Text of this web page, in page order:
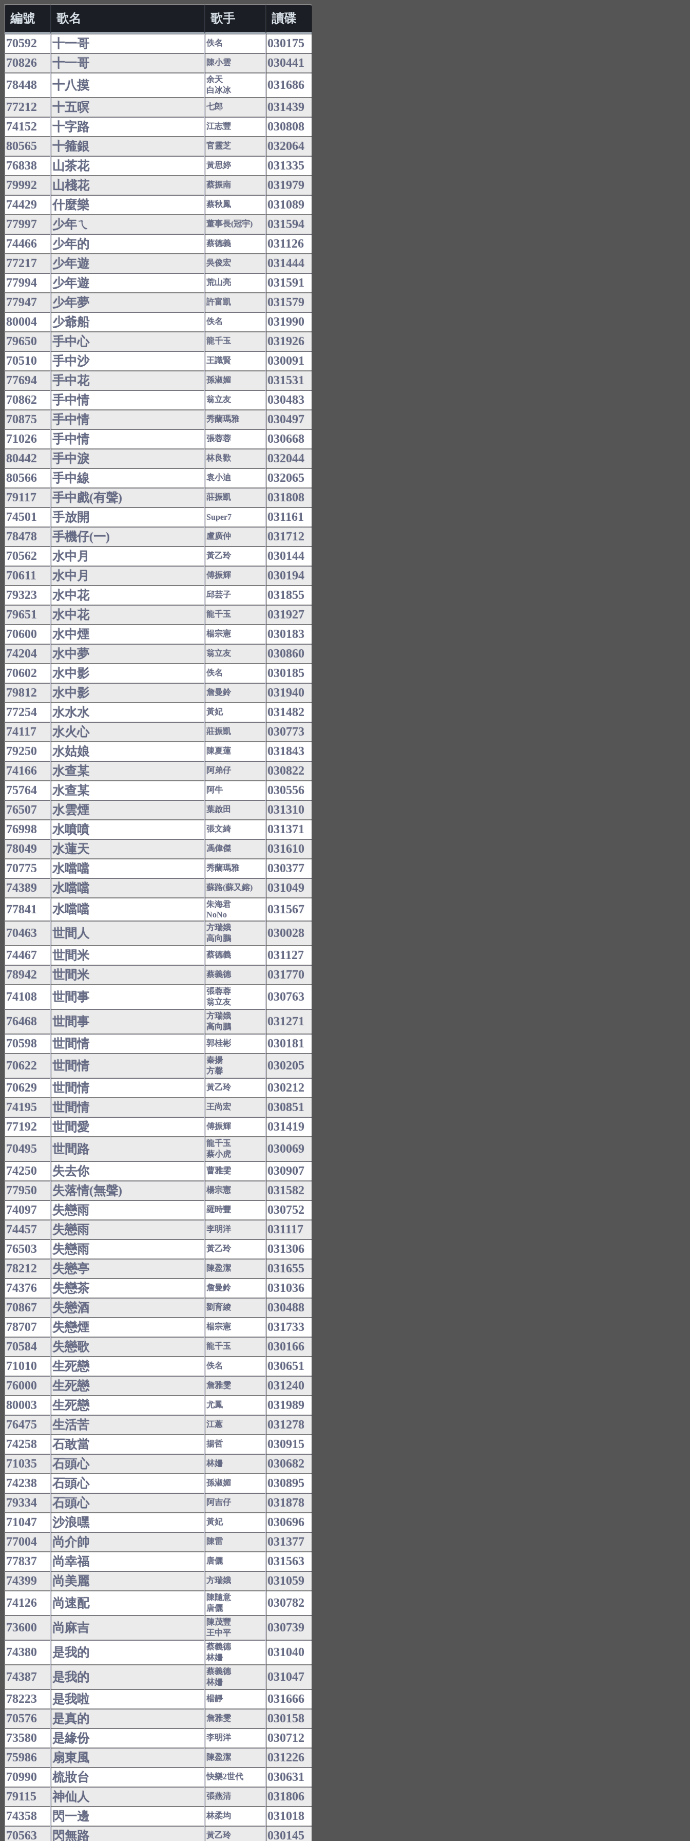
編號 歌名 歌手
讀碟
70592
十一哥 佚名
030175
70826
十一哥 陳小雲
030441
78448
十八摸
余天
白冰冰
031686
77212
十五暝 七郎
031439
74152
十字路 江志豐
030808
80565
十箍銀 官靈芝
032064
76838
山茶花 黃思婷
031335
79992
山棧花 蔡振南
031979
74429
什麼樂 蔡秋鳳
031089
77997
少年ㄟ 董事長(冠宇)
031594
74466
少年的 蔡德義
031126
77217
少年遊 吳俊宏
031444
77994
少年遊 荒山亮
031591
77947
少年夢 許富凱
031579
80004
少爺船 佚名
031990
79650
手中心 龍千玉
031926
70510
手中沙 王識賢
030091
77694
手中花 孫淑媚
031531
70862
手中情 翁立友
030483
70875
手中情 秀蘭瑪雅
030497
71026
手中情 張蓉蓉
030668
80442
手中淚 林良歡
032044
80566
手中線 袁小迪
032065
79117
手中戲(有聲) 莊振凱
031808
74501
手放開 Super7
031161
78478
手機仔(一) 盧廣仲
031712
70562
水中月 黃乙玲
030144
70611
水中月 傅振輝
030194
79323
水中花 邱芸子
031855
79651
水中花 龍千玉
031927
70600
水中煙 楊宗憲
030183
74204
水中夢 翁立友
030860
70602
水中影 佚名
030185
79812
水中影 詹曼鈴
031940
77254
水水水 黃妃
031482
74117
水火心 莊振凱
030773
79250
水姑娘 陳夏蓮
031843
74166
水查某 阿弟仔
030822
75764
水查某 阿牛
030556
76507
水雲煙 葉啟田
031310
76998
水噴噴 張文綺
031371
78049
水蓮天 馮偉傑
031610
70775
水噹噹 秀蘭瑪雅
030377
74389
水噹噹 蘇路(蘇又鎔)
031049
77841
水噹噹
朱海君
NoNo
031567
70463
世間人
方瑞娥
高向鵬
030028
74467
世間米 蔡德義
031127
78942
世間米 蔡義德
031770
74108
世間事
張蓉蓉
翁立友
030763
76468
世間事
方瑞娥
高向鵬
031271
70598
世間情 郭桂彬
030181
70622
世間情
秦揚
方馨
030205
70629
世間情 黃乙玲
030212
74195
世間情 王尚宏
030851
77192
世間愛 傅振輝
031419
70495
世間路
龍千玉
蔡小虎
030069
74250
失去你 曹雅雯
030907
77950
失落情(無聲) 楊宗憲
031582
74097
失戀雨 羅時豐
030752
74457
失戀雨 李明洋
031117
76503
失戀雨 黃乙玲
031306
78212
失戀亭 陳盈潔
031655
74376
失戀茶 詹曼鈴
031036
70867
失戀酒 劉育綾
030488
78707
失戀煙 楊宗憲
031733
70584
失戀歌 龍千玉
030166
71010
生死戀 佚名
030651
76000
生死戀 詹雅雯
031240
80003
生死戀 尤鳳
031989
76475
生活苦 江蕙
031278
74258
石敢當 揚哲
030915
71035
石頭心 林姍
030682
74238
石頭心 孫淑媚
030895
79334
石頭心 阿吉仔
031878
71047
沙浪嘿 黃妃
030696
77004
尚介帥 陳雷
031377
77837
尚幸福 唐儷
031563
74399
尚美麗 方瑞娥
031059
74126
尚速配
陳隨意
唐儷
030782
73600
尚麻吉
陳茂豐
王中平
030739
74380
是我的
蔡義德
林姍
031040
74387
是我的
蔡義德
林姍
031047
78223
是我啦 楊靜
031666
70576
是真的 詹雅雯
030158
73580
是緣份 李明洋
030712
75986
扇東風 陳盈潔
031226
70990
梳妝台 快樂2世代
030631
79115
神仙人 張燕清
031806
74358
閃一邊 林柔均
031018
70563
閃無路 黃乙玲 030145